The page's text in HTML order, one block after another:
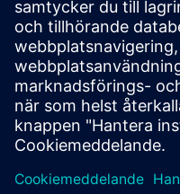
Kontakta oss